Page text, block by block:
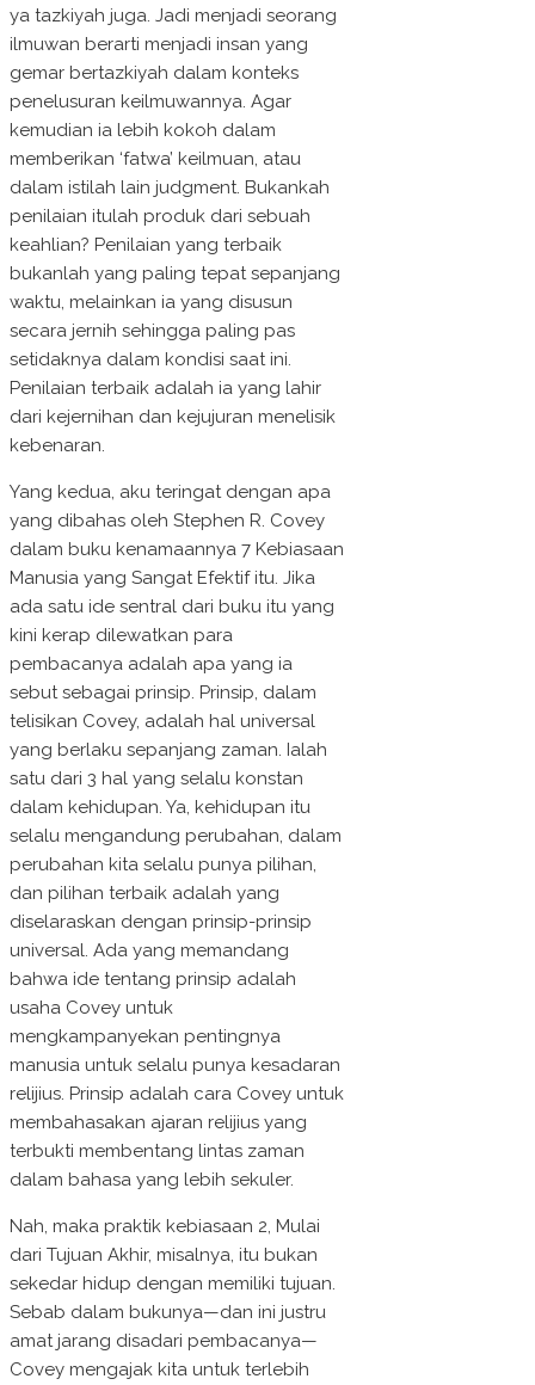
ya tazkiyah juga. Jadi menjadi seorang
ilmuwan berarti menjadi insan yang
gemar bertazkiyah dalam konteks
penelusuran keilmuwannya. Agar
kemudian ia lebih kokoh dalam
memberikan ‘fatwa’ keilmuan, atau
dalam istilah lain judgment. Bukankah
penilaian itulah produk dari sebuah
keahlian? Penilaian yang terbaik
bukanlah yang paling tepat sepanjang
waktu, melainkan ia yang disusun
secara jernih sehingga paling pas
setidaknya dalam kondisi saat ini.
Penilaian terbaik adalah ia yang lahir
dari kejernihan dan kejujuran menelisik
kebenaran.
Yang kedua, aku teringat dengan apa
yang dibahas oleh Stephen R. Covey
dalam buku kenamaannya 7 Kebiasaan
Manusia yang Sangat Efektif itu. Jika
ada satu ide sentral dari buku itu yang
kini kerap dilewatkan para
pembacanya adalah apa yang ia
sebut sebagai prinsip. Prinsip, dalam
telisikan Covey, adalah hal universal
yang berlaku sepanjang zaman. Ialah
satu dari 3 hal yang selalu konstan
dalam kehidupan. Ya, kehidupan itu
selalu mengandung perubahan, dalam
perubahan kita selalu punya pilihan,
dan pilihan terbaik adalah yang
diselaraskan dengan prinsip-prinsip
universal. Ada yang memandang
bahwa ide tentang prinsip adalah
usaha Covey untuk
mengkampanyekan pentingnya
manusia untuk selalu punya kesadaran
relijius. Prinsip adalah cara Covey untuk
membahasakan ajaran relijius yang
terbukti membentang lintas zaman
dalam bahasa yang lebih sekuler.
Nah, maka praktik kebiasaan 2, Mulai
dari Tujuan Akhir, misalnya, itu bukan
sekedar hidup dengan memiliki tujuan.
Sebab dalam bukunya—dan ini justru
amat jarang disadari pembacanya—
Covey mengajak kita untuk terlebih